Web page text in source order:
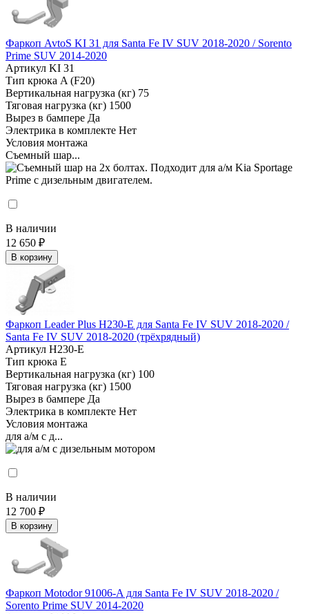
Фаркоп AvtoS KI 31 для Santa Fe IV SUV 2018-2020 / Sorento
Prime SUV 2014-2020
Артикул KI 31
Тип крюка A (F20)
Вертикальная нагрузка (кг) 75
Тяговая нагрузка (кг) 1500
Вырез в бампере Да
Электрика в комплекте Нет
Условия монтажа
Съемный шар...
В наличии
12 650 ₽
В корзину
Фаркоп Leader Plus H230-E для Santa Fe IV SUV 2018-2020 /
Santa Fe IV SUV 2018-2020 (трёхрядный)
Артикул H230-E
Тип крюка E
Вертикальная нагрузка (кг) 100
Тяговая нагрузка (кг) 1500
Вырез в бампере Да
Электрика в комплекте Нет
Условия монтажа
для а/м с д...
В наличии
12 700 ₽
В корзину
Фаркоп Motodor 91006-A для Santa Fe IV SUV 2018-2020 /
Sorento Prime SUV 2014-2020